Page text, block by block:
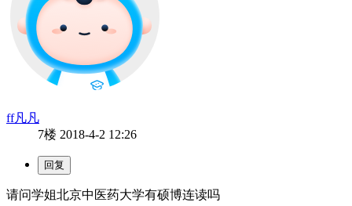
ff凡凡
7楼 2018-4-2 12:26
请问学姐北京中医药大学有硕博连读吗